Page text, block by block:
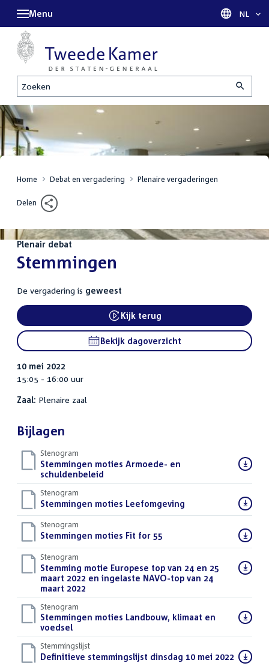
Zoeken
Menu Taal
NL
Home Debat en vergadering Plenaire vergaderingen
Delen
Plenair debat
:Stemmingen
De vergadering is geweest
External link:
Kijk terug
Bekijk dagoverzicht
10 mei 2022
15:05 - 16:00 uur
Zaal: Plenaire zaal
Bijlagen
Stenogram
Download
bestand:
Stemmingen moties Armoede- en
schuldenbeleid
Stenogram
Download
bestand:
Stemmingen moties Leefomgeving
Stenogram
Download
bestand:
Stemmingen moties Fit for 55
Stenogram
Download
bestand:
Stemming motie Europese top van 24 en 25
maart 2022 en ingelaste NAVO-top van 24
maart 2022
Stenogram
Download
bestand:
Stemmingen moties Landbouw, klimaat en
voedsel()
Stemmingslijst
Download
Definitieve stemmingslijst dinsdag 10 mei 2022 ()